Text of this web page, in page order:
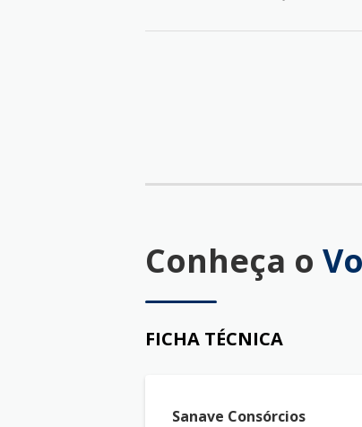
Conheça o
FICHA TÉCNICA
Sanave Consórcios